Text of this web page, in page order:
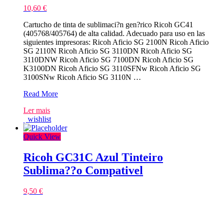
10,60 €
Cartucho de tinta de sublimaci?n gen?rico Ricoh GC41
(405768/405764) de alta calidad. Adecuado para uso en las
siguientes impresoras: Ricoh Aficio SG 2100N Ricoh Aficio
SG 2110N Ricoh Aficio SG 3110DN Ricoh Aficio SG
3110DNW Ricoh Aficio SG 7100DN Ricoh Aficio SG
K3100DN Ricoh Aficio SG 3110SFNw Ricoh Aficio SG
3100SNw Ricoh Aficio SG 3110N …
Ricoh
Amarelo
Tinteiro
Sublima??
o
Read More
Ler mais
wishlist
Quick View
Ricoh GC31C Azul Tinteiro
Sublima??o Compativel
9,50 €